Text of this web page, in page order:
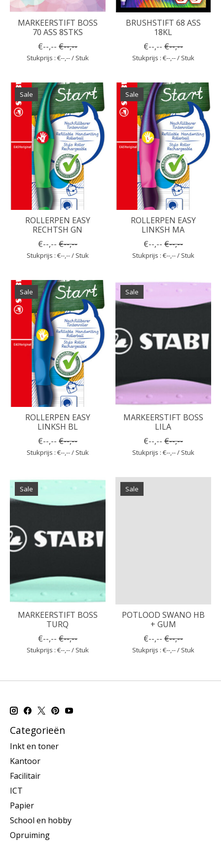
MARKEERSTIFT BOSS
70 ASS 8STKS
€--,-- €--,--
Stukprijs : €--,-- / Stuk
BRUSHSTIFT 68 ASS
18KL
€--,-- €--,--
Stukprijs : €--,-- / Stuk
Sale
ROLLERPEN EASY
RECHTSH GN
€--,-- €--,--
Stukprijs : €--,-- / Stuk
Sale
ROLLERPEN EASY
LINKSH MA
€--,-- €--,--
Stukprijs : €--,-- / Stuk
Sale
ROLLERPEN EASY
LINKSH BL
€--,-- €--,--
Stukprijs : €--,-- / Stuk
Sale
MARKEERSTIFT BOSS
LILA
€--,-- €--,--
Stukprijs : €--,-- / Stuk
Sale
MARKEERSTIFT BOSS
TURQ
€--,-- €--,--
Stukprijs : €--,-- / Stuk
Sale
POTLOOD SWANO HB
+ GUM
€--,-- €--,--
Stukprijs : €--,-- / Stuk
Categorieën
Inkt en toner
Kantoor
Facilitair
ICT
Papier
School en hobby
Opruiming